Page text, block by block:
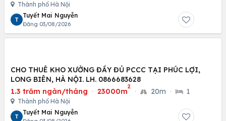
Thành phố Hà Nội
T
Tuyết Mai Nguyễn
Đăng 03/08/2026
CHO THUÊ KHO XƯỞNG ĐẦY ĐỦ PCCC TẠI PHÚC LỢI,
LONG BIÊN, HÀ NỘI. LH. 0866683628
1.3 trăm ngàn/tháng · 23000m
2
· 20m · 1
Thành phố Hà Nội
T
Tuyết Mai Nguyễn